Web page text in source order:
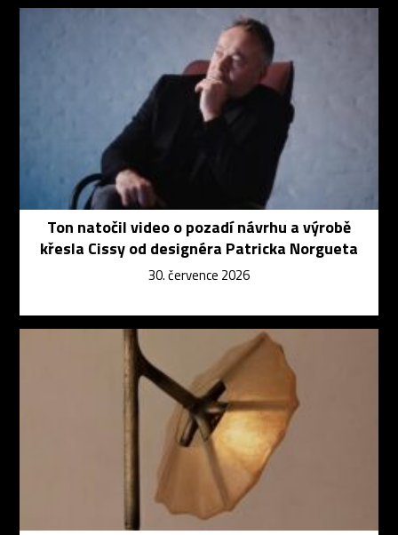
Ton natočil video o pozadí návrhu a výrobě
křesla Cissy od designéra Patricka Norgueta
30. července 2026